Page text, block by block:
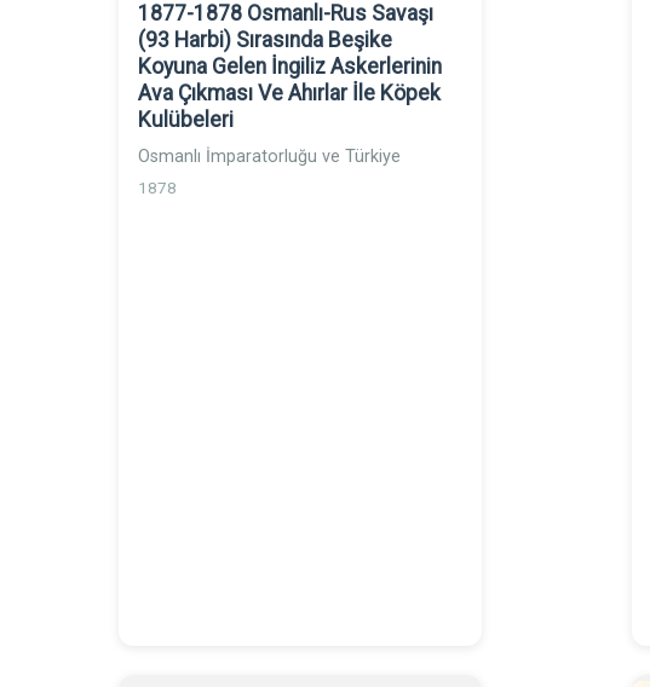
1877-1878 Osmanlı-Rus Savaşı
(93 Harbi) Sırasında Beşike
Koyuna Gelen İngiliz Askerlerinin
Ava Çıkması Ve Ahırlar İle Köpek
Kulübeleri
Osmanlı İmparatorluğu ve Türkiye
1878